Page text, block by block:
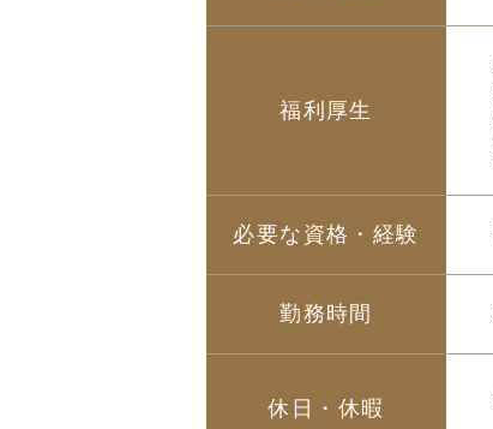
福利厚生
必要な資格・経験
勤務時間
休日・休暇